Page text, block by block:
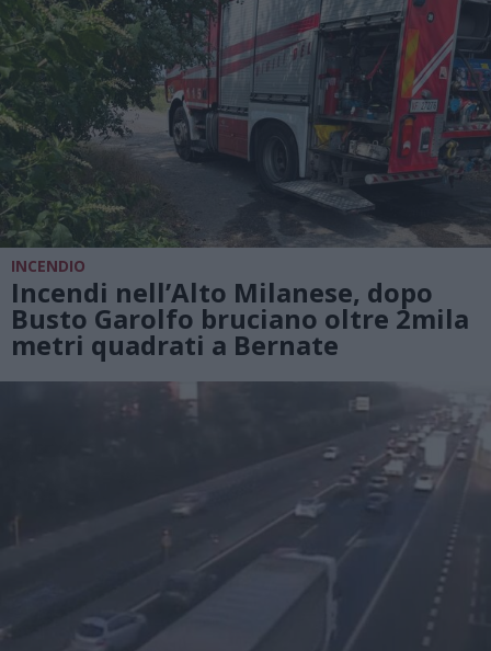
INCENDIO
Incendi nell’Alto Milanese, dopo
Busto Garolfo bruciano oltre 2mila
metri quadrati a Bernate